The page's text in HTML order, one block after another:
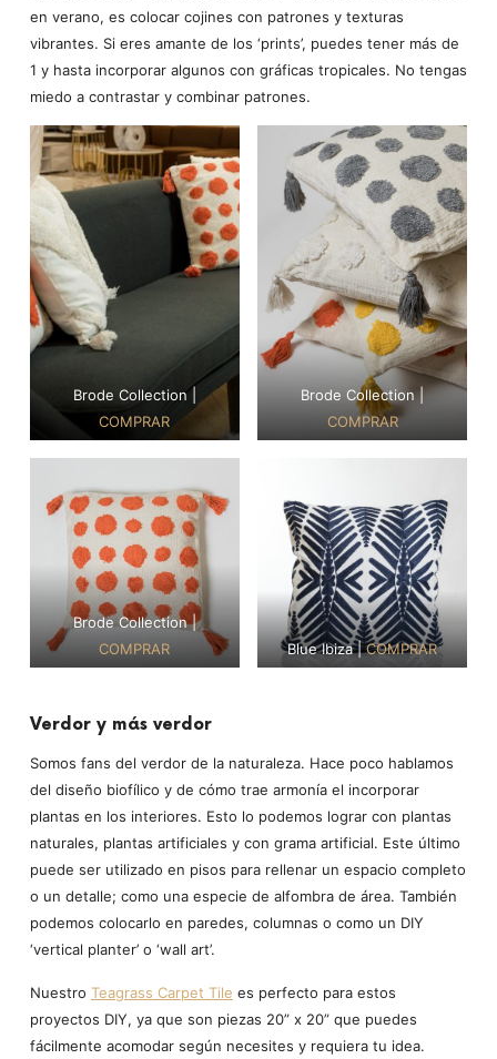
en verano, es colocar cojines con patrones y texturas
vibrantes. Si eres amante de los ‘prints’, puedes tener más de
1 y hasta incorporar algunos con gráficas tropicales. No tengas
miedo a contrastar y combinar patrones.
Brode Collection |
COMPRAR
Brode Collection |
COMPRAR
Brode Collection |
COMPRAR
Blue Ibiza |COMPRAR
Verdor y más verdor
Somos fans del verdor de la naturaleza. Hace poco hablamos
del diseño biofílico y de cómo trae armonía el incorporar
plantas en los interiores. Esto lo podemos lograr con plantas
naturales, plantas artificiales y con grama artificial. Este último
puede ser utilizado en pisos para rellenar un espacio completo
o un detalle; como una especie de alfombra de área. También
podemos colocarlo en paredes, columnas o como un DIY
‘vertical planter’ o ‘wall art’.
Nuestro Teagrass Carpet Tile es perfecto para estos
proyectos DIY, ya que son piezas 20” x 20” que puedes
fácilmente acomodar según necesites y requiera tu idea.